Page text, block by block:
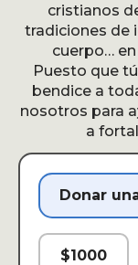
cristianos
tradiciones de
cuerpo…
Puesto que
bendice a
nosotros para
a
Donar
$1000